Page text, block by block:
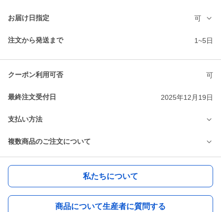
お届け日指定 可
注文から発送まで 1~5日
クーポン利用可否 可
最終注文受付日 2025年12月19日
支払い方法
複数商品のご注文について
私たちについて
商品について生産者に質問する